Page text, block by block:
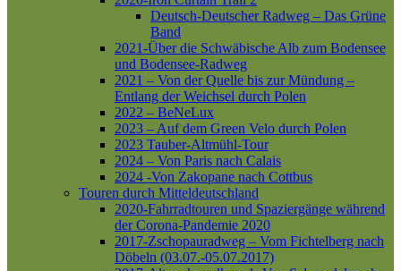
Deutsch-Deutscher Radweg – Das Grüne
Band
2021-Über die Schwäbische Alb zum Bodensee
und Bodensee-Radweg
2021 – Von der Quelle bis zur Mündung –
Entlang der Weichsel durch Polen
2022 – BeNeLux
2023 – Auf dem Green Velo durch Polen
2023 Tauber-Altmühl-Tour
2024 – Von Paris nach Calais
2024 -Von Zakopane nach Cottbus
Touren durch Mitteldeutschland
2020-Fahrradtouren und Spaziergänge während
der Corona-Pandemie 2020
2017-Zschopauradweg – Vom Fichtelberg nach
Döbeln (03.07.-05.07.2017)